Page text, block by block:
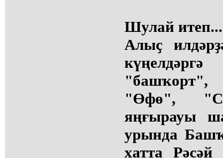
Шулай итеп...
Алыҫ
"Өфө",
яңғырауы
урында
хатта Рәсәй